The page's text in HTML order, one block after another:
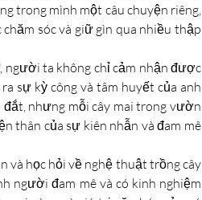
trong mình một câu chuyện riêng,
sóc và giữ gìn qua nhiều thập
người ta không chỉ cảm nhận được
sự kỳ công và tâm huyết của anh
nhưng mỗi cây mai trong vườn
thân của sự kiên nhẫn và đam mê
và học hỏi về nghệ thuật trồng cây
người đam mê và có kinh nghiệm